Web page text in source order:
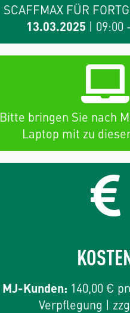
SCAFFMAX FÜR
13.03.2025 | 09:00
Bitte bringen Sie nach
Laptop mit zu
MJ-Kunden: 140,00 €
Verpflegung |